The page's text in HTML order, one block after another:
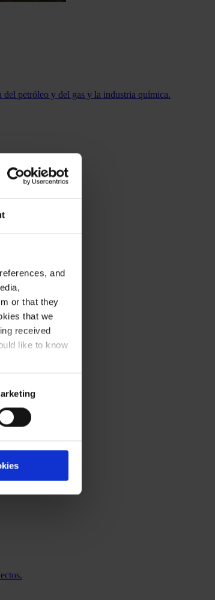
and
or that they
that we
received
like to know
del petróleo y del gas y la industria química.